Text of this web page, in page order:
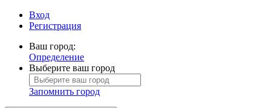
Вход
Регистрация
Ваш город:
Определение
Выберите ваш город
Запомнить город